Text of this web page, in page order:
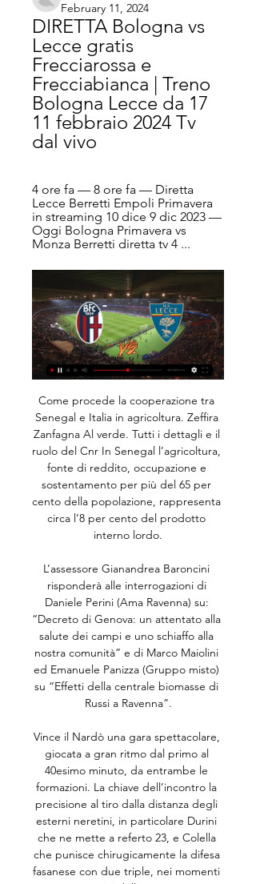
February 11, 2024
DIRETTA Bologna vs
Lecce gratis
Frecciarossa e
Frecciabianca | Treno
Bologna Lecce da 17
11 febbraio 2024 Tv
dal vivo
4 ore fa — 8 ore fa — Diretta
Lecce Berretti Empoli Primavera
in streaming 10 dice 9 dic 2023 —
Oggi Bologna Primavera vs
Monza Berretti diretta tv 4 ...
Come procede la cooperazione tra Senegal e Italia in agricoltura. Zeffira Zanfagna Al verde. Tutti i dettagli e il ruolo del Cnr In Senegal l’agricoltura, fonte di reddito, occupazione e sostentamento per più del 65 per cento della popolazione, rappresenta circa l’8 per cento del prodotto interno lordo.

L’assessore Gianandrea Baroncini risponderà alle interrogazioni di Daniele Perini (Ama Ravenna) su: “Decreto di Genova: un attentato alla salute dei campi e uno schiaffo alla nostra comunità” e di Marco Maiolini ed Emanuele Panizza (Gruppo misto) su “Effetti della centrale biomasse di Russi a Ravenna”.

Vince il Nardò una gara spettacolare, giocata a gran ritmo dal primo al 40esimo minuto, da entrambe le formazioni. La chiave dell’incontro la precisione al tiro dalla distanza degli esterni neretini, in particolare Durini che ne mette a referto 23, e Colella che punisce chirugicamente la difesa fasanese con due triple, nei momenti topici della gara.

Bologna v Lecce Pronostici, Risultati in Diretta e Quote Bologna vs Lecce | 11.02.2024 | Calcio ➤ Serie A, Italia | ⚡ Pronostici Scommesse e Migliori quote ⭐ Risultati in diretta ✔️ Statistiche.

Calcio: Bologna Risultati in diretta, Calendario, Risultati Calcio - Italia: Bologna risultati in tempo reale, risultati finali, calendario, classifiche, dettaglio delle partite con marcatori, cartellini gialli e ...

Bologna vs Lecce LIVE 11. 2. 2024 | Calcio Segui Bologna vs Lecce 11. 2. 2024 live - livescore, anteprima, statistiche H2H, ultimi risultati e altre informazioni su Diretta.it.

Articoli : Analisi chimico fisiche sul recipiente in faience dei Civici musei di storia ed arte di Trieste / Alessandra Giumlia-Mair Trieste : Comune di Trieste, Civici musei di storia ed arte, 2002-2003 p. 265-270 : ill. ; 24 cm. 1 - CMSA RL PER. 33 [CMSA44345]

Parma-Sampdoria 2-1 amichevole, 10 agosto ore 20.30. L'ho già detto, la Sampdoria quest'anno divertirà i tifosi neutrali. . Joyrayd. Posted on 10/8/2019, 19:59 Like . Group Doriano MB Posts 20,619 Location Cornigen / Cônâ 100 mt Status Offline.

Lunedi 6 febbraio 2017 ore 21.00 L’amico di Cordoba con Peppe Servillo, Javier Girotto e la Saint Louis Big Band diretta da Gianni Oddi. Il cantante Peppe Servillo e il sassofonista Javier Girotto incontrano la Saint Louis Big Band diretta da Gianni Oddi, in un progetto ispirato al tango, al …

GORGONZOLA – Tutto pronto dallo stadio Comunale di Gorgonzola per Giana Erminio-Samb, gara valida per la 4^ giornata del girone B: I rossoblu propongono ancora il 3-5-2: davanti a Sala Miceli, Zaffagnini e Biondi, A centrocampo da destra Rapisarda, Gelonese Ilari …

Italia-Russia Mondiali Pallavolo, live streaming gratis RaiPlay e diretta tv Rai 2 oggi alle 21. in Volley. Italia-Russia Mondiali Pallavolo, live streaming gratis RaiPlay e diretta tv Rai 2 oggi alle 21. by Romano Capasso 22 Settembre 2018, 18:47. Foto Federazione Italiana Volley – Facebook.

Pronostico e statistiche dell'incontro di calcio Liverpool - Tottenham Hotspur di Inghilterra Premier League del 31/03/2019. Disponibili anche tutti i pronostici della giornata del …

L'ultima di Massimiliano Allegri sulla panchina della Juventus alla fine è arrivata, ed è stata una sconfitta: la squadra bianconera è scesa in campo alle ore 18 da Campione d'Italia per l'ottava volta consecutiva, la 35esima in totale, nella passerella finale di Genova, contro la Sampdoria di Marco Giampaolo, valida per la 38esima e ultima.

Nel 1087, un gruppo di mercanti portò a Bari dalla Turchia le spoglie di San Nicola, e in loro onore venne edificata una basilica. Bari (Stemma) Bari (Gonfalone) Bari (Bandiera) In realtà la translazione del Santo era solo la copertura di un ritrovamento ben più importante, quello del Santo Graal.

Per i clienti Sky, tutte le partite in diretta anche tramite l’app Sky Go, per seguire gli eventi live su smartphone, tablet e PC, anche in viaggio nei Paesi dell’Unione Europea. Domenica alle 12.30 su Sky Sport Serie A e Sky Sport Uno appuntamento con il calcio femminile, per seguire la sfida tra Roma e Sassuolo.

Kubota U17 3 comprare usato o nuovo su baupool.com. I migliori prezzi di commercianti professionali, operatori del settore e privati. Interessanti offerte per pregiate macchine edili anche nella sua regione.

ITF Casinalbo: Francesco Forti si ferma nei quarti.. Il 20enne di Cesenatico, ottava testa di serie, dopo il 64 60 rifilato al debutto a Stefano Baldoni e il sofferto successo al secondo turno sull’argentino Gonzalo Villanueva (75 26 75 il punteggio,.

Leggi su Sky Sport l'articolo Inter Juventus, le meteore del derby d'Italia. Leggi su Sky Sport l'articolo Inter Juventus, le meteore del derby d'Italia. Hanno vestito la maglia nerazzurra o bianconera, ma sono passati senza lasciare il segno.

Diretta Lecce-Bologna ore 12.30: dove vederla in tv 3 dic 2023 — Lecce-Bologna: diretta tv e streaming Giornata d'allenamento alla Continassa per la Juventus in vista del posticipo di Serie A contro l' ...

Con il 5G cambia il paradigma di trasmissione, che diventa centrata sull’utente, con l’evoluzione della tecnologia Mimo e il beamforming. Questo comporta alcuni interrogativi sulla metodologia di misurazione dell’esposizione ai campi elettromagnetici. L’approccio delle Agenzie ambientali dovrà essere rivisto. Sin dalla nascita della.

Bologna Primavera in streaming 25 | Les 24h 25 nov 2023 — Lecce U19 v Bologna U19 Pronostici, Risultati in Diretta e Lecce U19 vs Bologna Lecce Primavera-Bologna Primavera in diretta gratis 25.11.20 ...

Bologna vs Lecce Calcio diretta online 11/02/2024 14:00 7 ore fa — Guarda la trasmissione in diretta online della partita Bologna vs Lecce Calcio 11 febbraio 2024 14:00 gratis su Scores24.live!

Risultati.it offre risultati parziali e finali European Championships U18 Women 2017, classifiche European Championships U18 Women 2017 e dettagli sulle partite. Oltre a risultati European Championships U18 Women 2017 su Risultati.it puoi seguire più di 200 competizioni di volley da diversi paesi del mondo.

Con un comunicato sul proprio sito ufficiale il Gubbio ha reso noto di aver affidato la guida tecnica della squadra a Vincenzo Torrente, noto ai tifosi biancorossi per aver guidato il Vicenza nella stagione 2016/17 subentrando a Pierpaolo Bisoli senza purtroppo riuscire ad evitare la retrocessione in serie C

Tutte le news della Federazione Italiana Giuoco Handball Federazione Italiana Giuoco Handball - Finali Nazionali U18 | LIVE TICKER Questo sito web utilizza i cookies per offrire una migliore esperienza di navigazione, gestire l'autenticazione e altre funzioni.

1ª giornata (01/09/2002) 18ª giornata (05/01/2003) Acireale - Catanzaro Brindisi - Palmese Foggia - Latina Catanzaro - Acireale Frosinone - Ragusa Fidelis Andria - Igea Virtus B. Gladiator - Lodigiani Gela - Tivoli Igea Virtus B. - Fidelis.

Riccardo Trevisani, telecronista e opinionista di Sky Sport, a Calciomercato – L’Originale ha commentato la presa di posizione dell’Inter sulla vicenda Mauro Icardi: “Sono molto sorpreso, mi piace che l’Inter ha una linea e la porta avanti con il nuovo allenatore”.

Kups Vitebsk in diretta: scopri i risultati della partita Kups Vitebsk live e segui i tabellini in diretta Kups Vitebsk grazie al nostro livescore. Partita di Europa League giocata il 11/07/19 16:00

"Sono stata plagiata...sono vittima di Eliana Michelazzo e Pamela Perricciolo...ho trovato pace in chiesa...non ho debiti di gioco...questa è solo una calunnia!" Puntata intera.. Esclusivo: Pamela Prati e la confessione definitiva - 1a parte. Esclusivo: Pamela Prati e la confessione definitiva - 2a parte.

L’Italia vince ancora nei Mondiali femminili under 18 di volley in corso in Argentina. Le azzurrine superano la Polonia nel loro secondo match del Pool C al tie-break (22-25, 25-16, 25-20, 23-25, 15-12) e salgono a quota 5 punti, consolidando la seconda posizione proprio alle spalle delle polacche lontane due lunghezze ma con una partita in più.

Il vichingo venuto dal sud. Lando Buzzanca ha spesso dato vita sullo schermo alla figura del classico stereotipo del maschio latino; questa è stata la sua fortuna ma anche, se vogliamo, il suo limite.

Lecce-Bologna 1-1: Piccoli risponde al 100 3 dic 2023 — Inter-Juventus diretta Streaming gratis Calcio · Gasperini: Contro la Lazio partita equilibrata · [DIRETTA] Inter-Juve in Diretta Streaming ...

Ecco quanto evidenziato da “Napoli Magazine”: “Sono a Genova al momento perchè il campionato russo è fermo. Quando riprenderà il campionato non so se sarò ancora in Russia, leggo tante cose sui giornali ma adesso penso a fare bene allo Zenit, poi in futuro se… Notizie 8 gennaio 2014 comment. 0 comments Lascia un commento

Bologna Lecce diretta tv Lecce-Bologna: do | Group 3 ore fa — (TV##) Streaming: Bologna Lecce diretta tv Lecce-Bologna: dove vederla Tv e Diretta Streaming, Sky o 11/02/2024 23 ott 2022 — La sfida del ...

Al “Salveti” domenica scorsa ha fatto festa il Vastogirardi che ha sorpreso e superato il Cassino per 3-2, conquistando l’accesso al secondo turno di Coppa Italia. La prova sciorinata dagli azzurri è stata discreta e tanti sono i passi in avanti da compiere, con riferimenti ben specifici alla

Percorso Milano - Arezzo Calcola rapidamente il tuo itinerario da Milano fino a Arezzo con ViaMichelin. Per l’itinerario Milano - Arezzo scegli tra le diverse opzioni Michelin: itinerario consigliato da Michelin, itinerario più corto, il più rapido o il più economico.

Sardegna Digital Library La Sardegna Digital Library offre alla comunità locale, nazionale ed internazionale uno strumento capace di valorizzare il patrimonio culturale della Sardegna: film, letteratura, musica, arti visive, archivi sonori proposti con l'impiego di avanzate tecnologie informatiche.

Calcio: Lecce Risultati in diretta, Calendario, Risultati Bologna. 1. 1. 03.12.2023. N. Mostra più incontri. Programma. ITALIA: Serie A. Bologna. Lecce Scaricala gratis! App Store · Versione Lite · Gioca ...

Ci parla di un periodo